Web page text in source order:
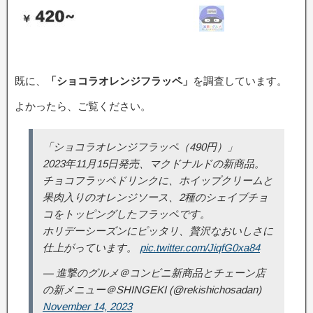
既に、 「ショコラオレンジフラッペ」 を調査しています。
よかったら、ご覧ください。
「ショコラオレンジフラッペ（490円）」
2023年11月15日発売、マクドナルドの新商品。
チョコフラッペドリンクに、ホイップクリームと
果肉入りのオレンジソース、2種のシェイブチョ
コをトッピングしたフラッペです。
ホリデーシーズンにピッタリ、贅沢なおいしさに
仕上がっています。 pic.twitter.com/JiqfG0xa84
— 進撃のグルメ＠コンビニ新商品とチェーン店
の新メニュー＠SHINGEKI (@rekishichosadan)
November 14, 2023